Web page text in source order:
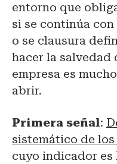
entorno que
si se continúa
o se clausura
hacer la salvedad
empresa es
abrir.
Primera señal:
sistemático de
cuyo indicador